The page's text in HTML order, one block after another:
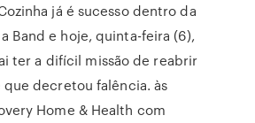
já é sucesso dentro da
Band e hoje, quinta-feira (6),
ter a difícil missão de reabrir
decretou falência. às
Home & Health com